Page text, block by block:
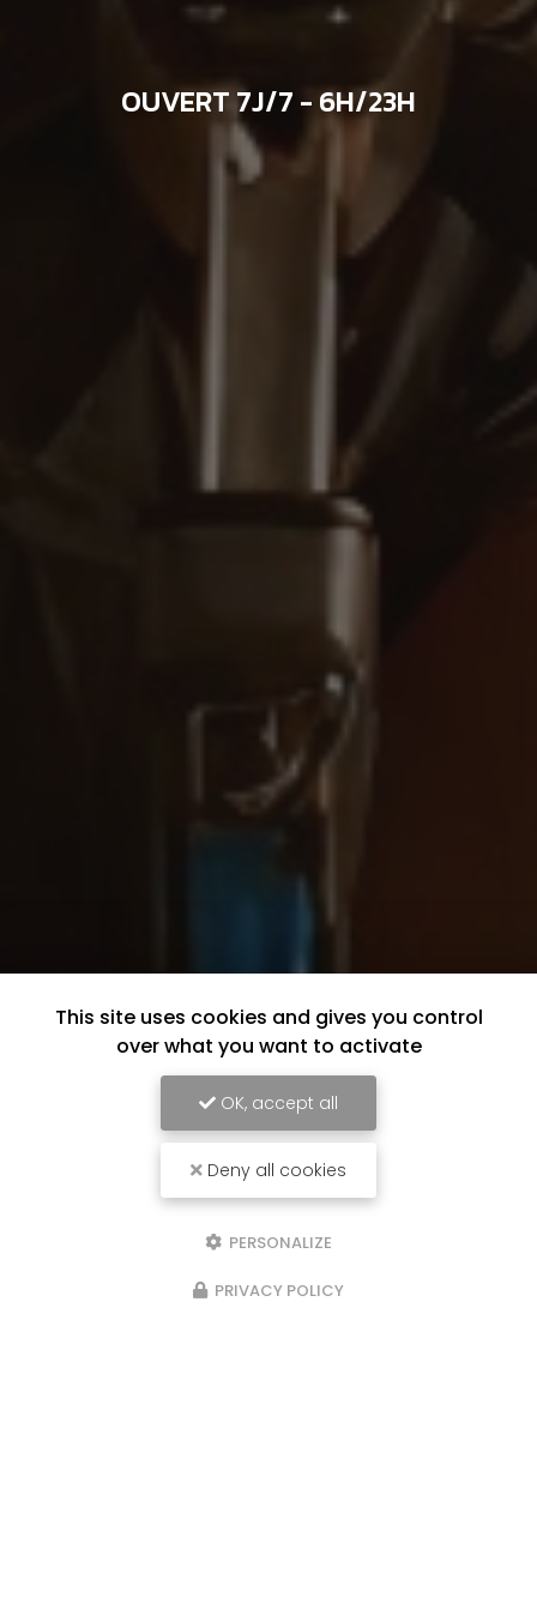
OUVERT 7J/7 - 6H/23H
This site uses cookies and gives you control
over what you want to activate
OK, accept all
Deny all cookies
PERSONALIZE
PRIVACY POLICY